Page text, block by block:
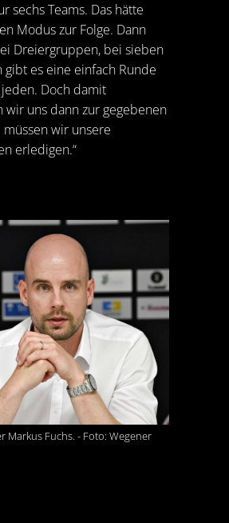
sechs Teams. Das hätte
Modus zur Folge. Dann
Dreiergruppen, bei sieben
gibt es eine einfach Runde
Doch damit
wir uns dann zur gegebenen
müssen wir unsere
erledigen.“
Markus Fuchs. - Foto: Wegener